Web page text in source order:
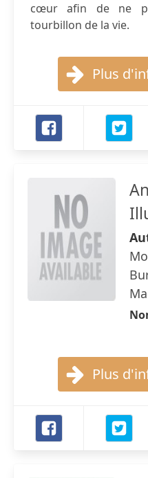
cœur afin de ne
tourbillon de la vie.
Plus
Plus